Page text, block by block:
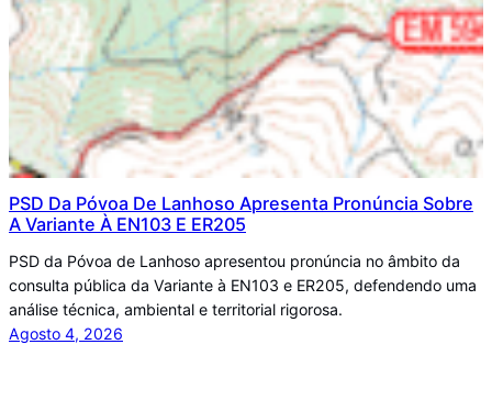
PSD Da Póvoa De Lanhoso Apresenta Pronúncia Sobre
A Variante À EN103 E ER205
PSD da Póvoa de Lanhoso apresentou pronúncia no âmbito da
consulta pública da Variante à EN103 e ER205, defendendo uma
análise técnica, ambiental e territorial rigorosa.
Agosto 4, 2026